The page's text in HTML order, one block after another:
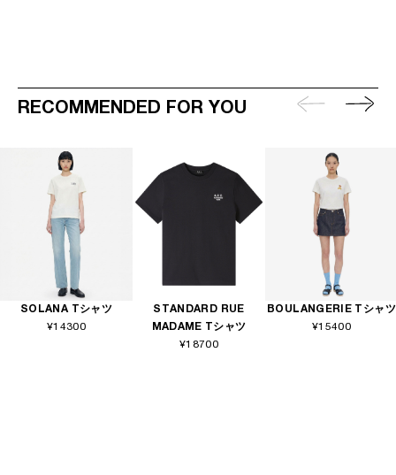
RECOMMENDED FOR YOU
SOLANA Tシャツ
¥14300
STANDARD RUE
MADAME Tシャツ
¥18700
BOULANGERIE Tシャツ
¥15400